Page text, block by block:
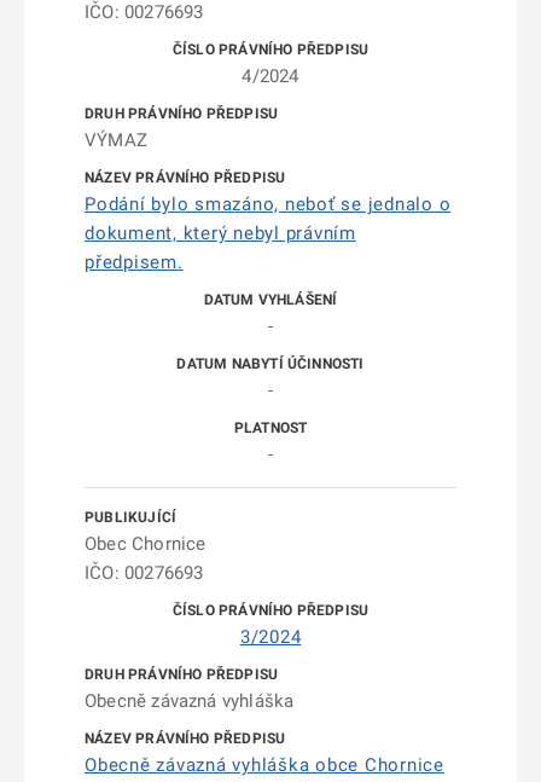
IČO: 00276693
4/2024
VÝMAZ
Podání bylo smazáno, neboť se jednalo o
dokument, který nebyl právním
předpisem.
-
-
-
Obec Chornice
IČO: 00276693
3/2024
Obecně závazná vyhláška
Obecně závazná vyhláška obce Chornice